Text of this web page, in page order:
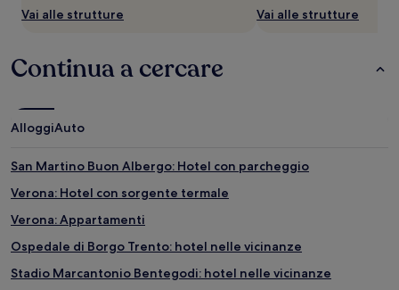
Vai alle strutture
Vai alle strutture
Continua a cercare
AlloggiAuto
San Martino Buon Albergo: Hotel con parcheggio
Verona: Hotel con sorgente termale
Verona: Appartamenti
Ospedale di Borgo Trento: hotel nelle vicinanze
Stadio Marcantonio Bentegodi: hotel nelle vicinanze